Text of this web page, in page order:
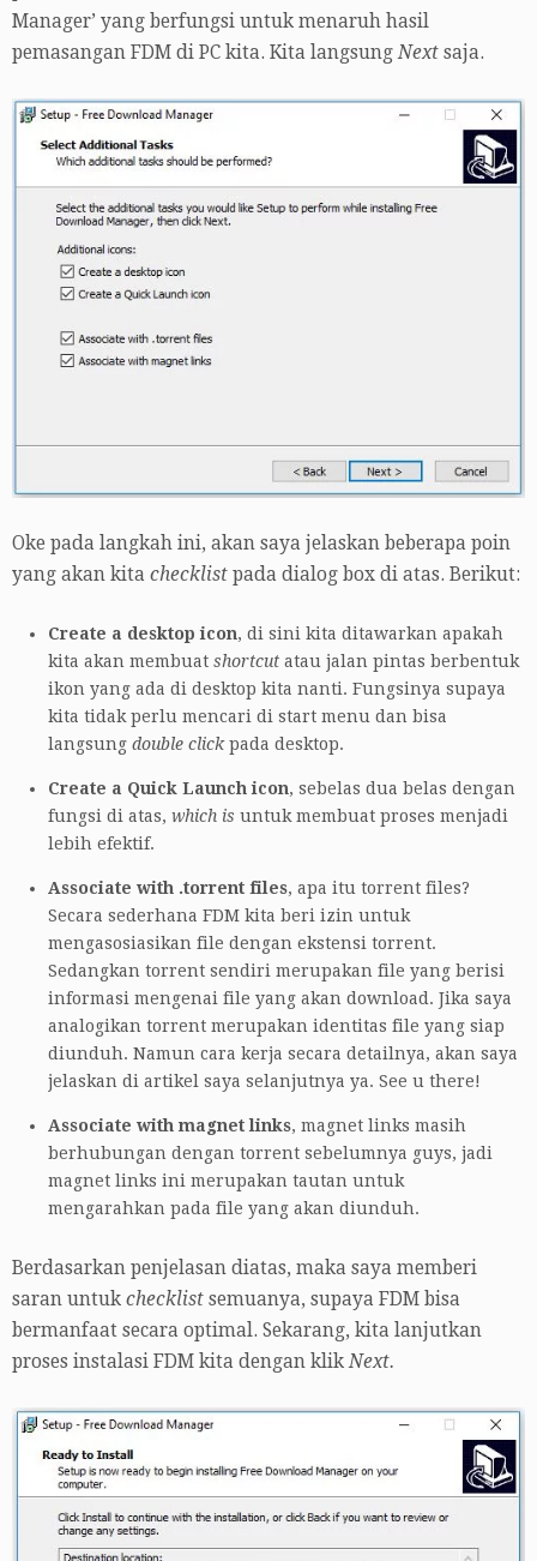
Manager’ yang berfungsi untuk menaruh hasil
pemasangan FDM di PC kita. Kita langsungNext saja.
Oke pada langkah ini, akan saya jelaskan beberapa poin
yang akan kita checklist pada dialog box di atas. Berikut:
Create a desktop icon, di sini kita ditawarkan apakah
kita akan membuat shortcut atau jalan pintas berbentuk
ikon yang ada di desktop kita nanti. Fungsinya supaya
kita tidak perlu mencari di start menu dan bisa
langsung double clickpada desktop.
Create a Quick Launch icon, sebelas dua belas dengan
fungsi di atas, which is untuk membuat proses menjadi
lebih efektif.
Associate with .torrent files, apa itu torrent files?
Secara sederhana FDM kita beri izin untuk
mengasosiasikan file dengan ekstensi torrent.
Sedangkan torrent sendiri merupakan file yang berisi
informasi mengenai file yang akan download. Jika saya
analogikan torrent merupakan identitas file yang siap
diunduh. Namun cara kerja secara detailnya, akan saya
jelaskan di artikel saya selanjutnya ya. See u there!
Associate with magnet links, magnet links masih
berhubungan dengan torrent sebelumnya guys, jadi
magnet links ini merupakan tautan untuk
mengarahkan pada file yang akan diunduh.
Berdasarkan penjelasan diatas, maka saya memberi
saran untuk checklist semuanya, supaya FDM bisa
bermanfaat secara optimal. Sekarang, kita lanjutkan
proses instalasi FDM kita dengan klikNext.